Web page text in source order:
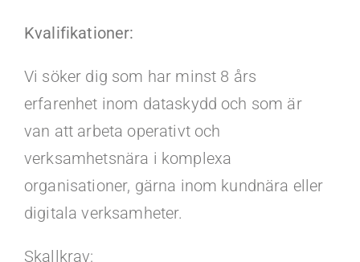
Kvalifikationer:
Vi söker dig som har minst 8 års
erfarenhet inom dataskydd och som är
van att arbeta operativt och
verksamhetsnära i komplexa
organisationer, gärna inom kundnära eller
digitala verksamheter.
Skallkrav: